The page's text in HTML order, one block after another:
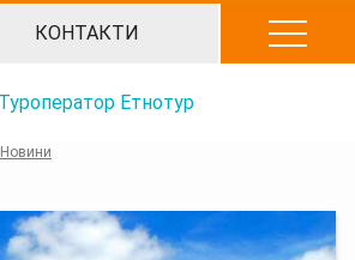
КОНТАКТИ
Новини